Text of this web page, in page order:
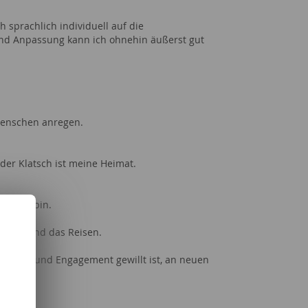
sprachlich individuell auf die
Anpassung kann ich ohnehin äußerst gut
anregen.
Klatsch ist meine Heimat.
bin.
und das Reisen.
und Engagement gewillt ist, an neuen